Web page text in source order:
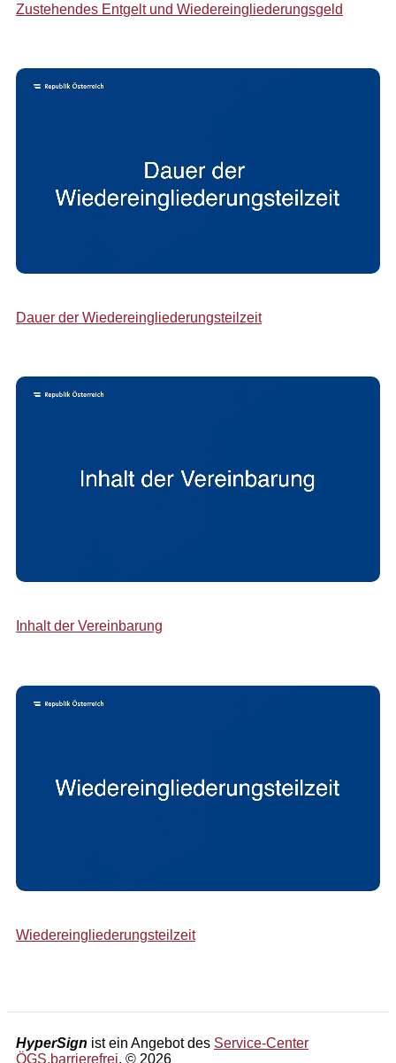
Zustehendes Entgelt und Wiedereingliederungsgeld
Dauer der Wiedereingliederungsteilzeit
Inhalt der Vereinbarung
Wiedereingliederungsteilzeit
HyperSign ist ein Angebot des Service-Center
ÖGS.barrierefrei, © 2026